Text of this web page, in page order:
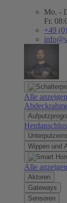
Mo. -
Fr.
+49
Alle anzeigen
Wippen und
Alle anzeigen
Aktoren
Gateways
Sensoren